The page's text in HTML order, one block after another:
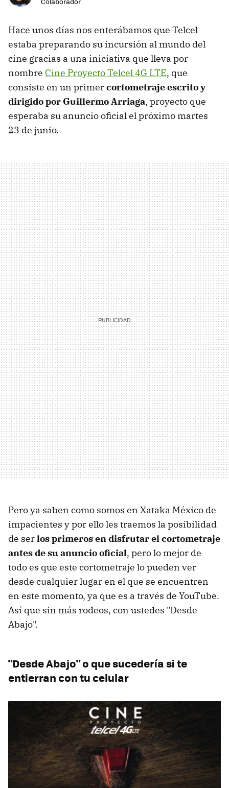
Hace unos días nos enterábamos que Telcel
estaba preparando su incursión al mundo del
cine gracias a una iniciativa que lleva por
nombre Cine Proyecto Telcel 4G LTE, que
consiste en un primercortometraje escrito y
dirigido por Guillermo Arriaga, proyecto que
esperaba su anuncio oficial el próximo martes
23 de junio.
Pero ya saben como somos en Xataka México de
impacientes y por ello les traemos la posibilidad
de serlos primeros en disfrutar el cortometraje
antes de su anuncio oficial, pero lo mejor de
todo es que este cortometraje lo pueden ver
desde cualquier lugar en el que se encuentren
en este momento, ya que es a través de YouTube.
Así que sin más rodeos, con ustedes "Desde
Abajo".
"Desde Abajo" o que sucedería si te
entierran con tu celular